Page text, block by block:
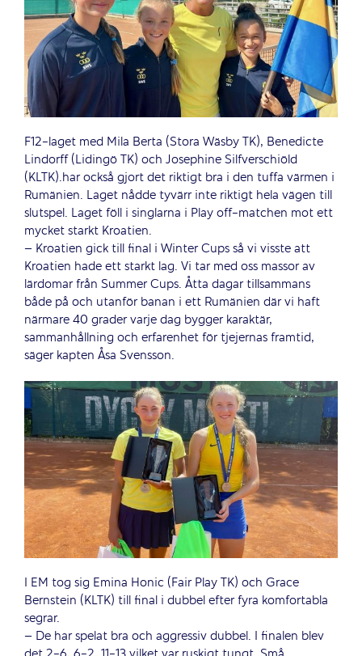
F12-laget med Mila Berta (Stora Wäsby TK), Benedicte
Lindorff (Lidingö TK) och Josephine Silfverschiöld
(KLTK).har också gjort det riktigt bra i den tuffa värmen i
Rumänien. Laget nådde tyvärr inte riktigt hela vägen till
slutspel. Laget föll i singlarna i Play off-matchen mot ett
mycket starkt Kroatien.
– Kroatien gick till final i Winter Cups så vi visste att
Kroatien hade ett starkt lag. Vi tar med oss massor av
lärdomar från Summer Cups. Åtta dagar tillsammans
både på och utanför banan i ett Rumänien där vi haft
närmare 40 grader varje dag bygger karaktär,
sammanhållning och erfarenhet för tjejernas framtid,
säger kapten Åsa Svensson.
I EM tog sig Emina Honic (Fair Play TK) och Grace
Bernstein (KLTK) till final i dubbel efter fyra komfortabla
segrar.
– De har spelat bra och aggressiv dubbel. I finalen blev